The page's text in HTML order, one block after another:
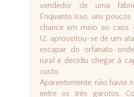
vendedor de uma
Enquanto isso, uns
chance em meio ao caos
12, aproveitou-se de um
escapar do orfanato
rural e decidiu chegar à
custo.
Aparentemente, não havia
entre os três garotos.